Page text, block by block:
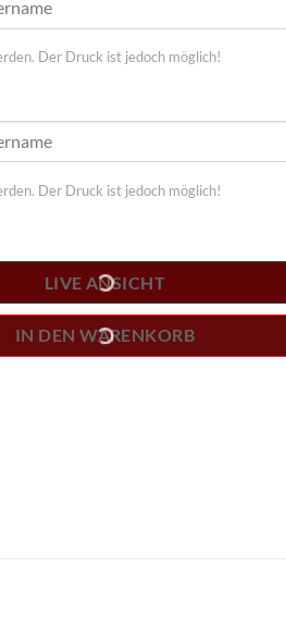
Der Druck ist jedoch möglich!
Der Druck ist jedoch möglich!
LIVE ANSICHT
IN DEN WARENKORB